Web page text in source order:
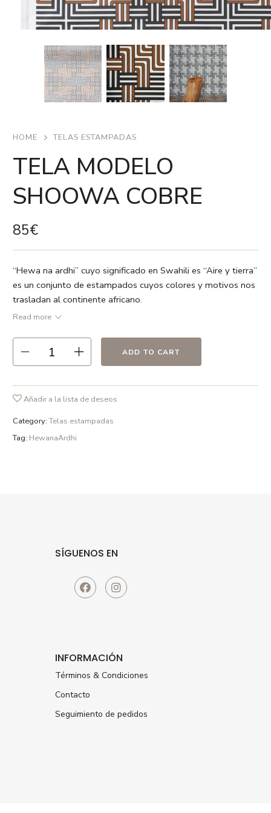
HOME TELAS ESTAMPADAS
TELA MODELO
SHOOWA COBRE
85€
“Hewa na ardhi” cuyo significado en Swahili es “Aire y tierra”
es un conjunto de estampados cuyos colores y motivos nos
trasladan al continente africano.
Ancho 137 cm Precio/metro
● Cobre / Negro / Blanco
● 55% lino 45% algodón
● Ancho 137 cm
● Recomendamos lavado en frío ó a 30º max. , el uso de
detergentes sin fosfatos y en ciclo delicado.
Read more
ADD TO CART
Añadir a la lista de deseos
Category:Telas estampadas
Tag: HewanaArdhi
SÍGUENOS EN
INFORMACIÓN
Términos & Condiciones
Contacto
Seguimiento de pedidos